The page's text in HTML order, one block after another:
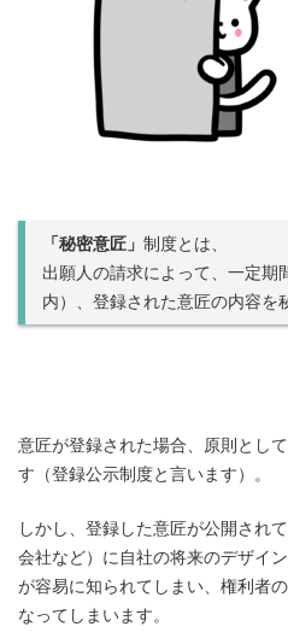
「秘密意匠」 制度とは、
出願人の請求によって、一定期
内）、登録された意匠の内容を
意匠が登録された場合、原則とし
す（登録公示制度と言います）。
しかし、登録した意匠が公開され
会社など）に自社の将来のデザイ
が容易に知られてしまい、権利者
なってしまいます。